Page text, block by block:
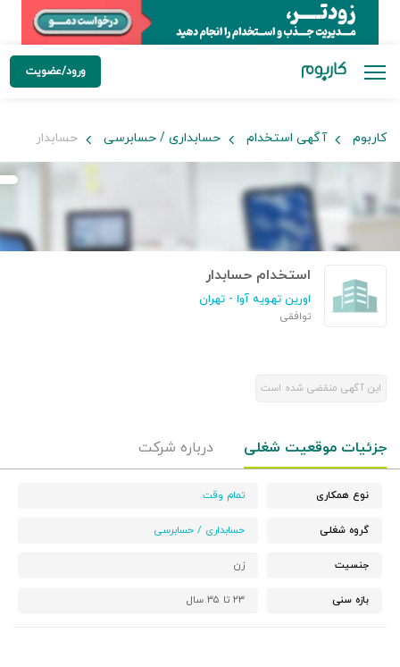
ورود/عضویت
کاربوم آگهی استخدام حسابداری / حسابرسی حسابدار
استخدام حسابدار
اورین تهویه آوا - تهران
توافقی
این آگهی منقضی شده است
جزئیات موقعیت شغلی درباره شرکت
نوع همکاری تمام وقت
گروه شغلی حسابداری / حسابرسی
جنسیت زن
بازه سنی ۲۳ تا ۳۵ سال